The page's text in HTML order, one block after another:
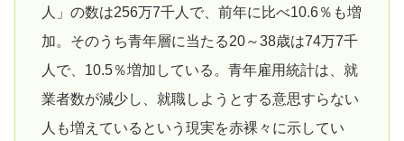
人」の数は256万7千人で、前年に比べ10.6％も増
加。そのうち青年層に当たる20～38歳は74万7千
人で、10.5％増加している。青年雇用統計は、就
業者数が減少し、就職しようとする意思すらない
人も増えているという現実を赤裸々に示してい